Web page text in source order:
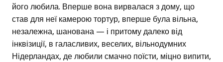
його любила. Вперше вона вирвалася з дому, що
став для неї камерою тортур, вперше була вільна,
незалежна, шанована — і притому далеко від
інквізиції, в галасливих, веселих, вільнодумних
Нідерландах, де любили смачно поїсти, міцно випити,